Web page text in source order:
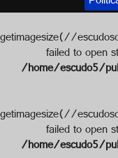
getimagesize(//
failed to open
/home/escudo5/
getimagesize(//
failed to open
/home/escudo5/